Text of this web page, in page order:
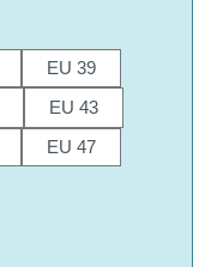
EU 39
EU 43
EU 47